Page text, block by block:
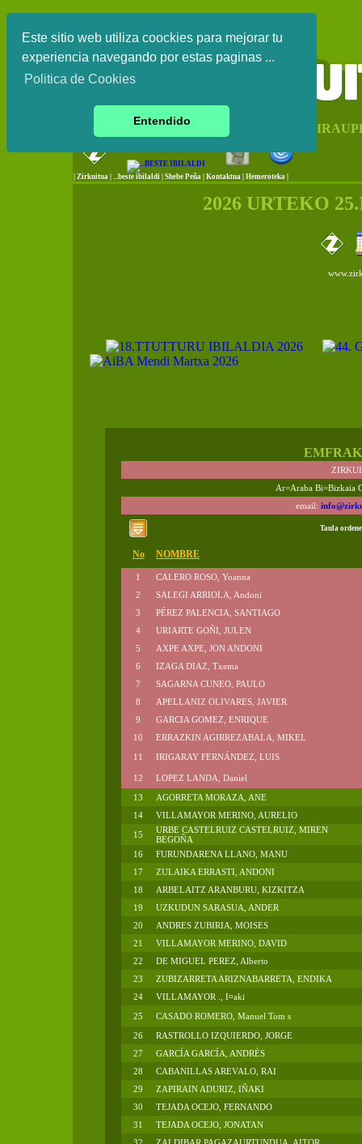
Este sitio web utiliza coockies para mejorar tu
experiencia navegando por estas paginas ...
Politica de Cookies
Entendido
EUSKAL HERRIKO
Zirkuitua ...beste ibilaldi Shebe Peña Kontaktua Hemeroteka |
2026 URTEKO
Ar=Araba Bi=Bizkaia
email:
Taula
No NOMBRE
1
CALERO ROSO, Yoanna
2
SALEGI ARRIOLA, Andoni
3
PÉREZ PALENCIA, SANTIAGO
4
URIARTE GOÑI, JULEN
5
AXPE AXPE, JON ANDONI
6
IZAGA DIAZ, Txema
7
SAGARNA CUNEO, PAULO
8
APELLANIZ OLIVARES, JAVIER
9
GARCIA GOMEZ, ENRIQUE
10
ERRAZKIN AGIRREZABALA, MIKEL
11
IRIGARAY FERNÁNDEZ, LUIS
12
LOPEZ LANDA, Daniel
13
AGORRETA MORAZA, ANE
14
VILLAMAYOR MERINO, AURELIO
15
URBE CASTELRUIZ CASTELRUIZ, MIREN
BEGOÑA
16
FURUNDARENA LLANO, MANU
17
ZULAIKA ERRASTI, ANDONI
18
ARBELAITZ ARANBURU, KIZKITZA
19
UZKUDUN SARASUA, ANDER
20
ANDRES ZUBIRIA, MOISES
21
VILLAMAYOR MERINO, DAVID
22
DE MIGUEL PEREZ, Alberto
23
ZUBIZARRETA ARIZNABARRETA, ENDIKA
24
VILLAMAYOR ., I¤aki
25
CASADO ROMERO, Manuel Tom s
26
RASTROLLO IZQUIERDO, JORGE
27
GARCÍA GARCÍA, ANDRÉS
28
CABANILLAS AREVALO, RAI
29
ZAPIRAIN ADURIZ, IÑAKI
30
TEJADA OCEJO, FERNANDO
31
TEJADA OCEJO, JONATAN